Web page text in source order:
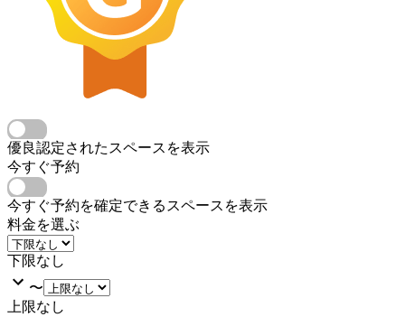
優良認定されたスペースを表示
今すぐ予約
今すぐ予約を確定できるスペースを表示
料金を選ぶ
下限なし
〜
上限なし